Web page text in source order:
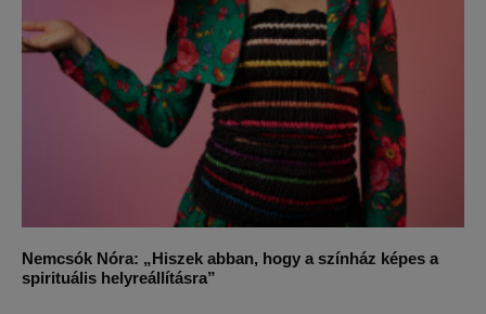
Nemcsók Nóra: „Hiszek abban, hogy a színház képes a
spirituális helyreállításra”